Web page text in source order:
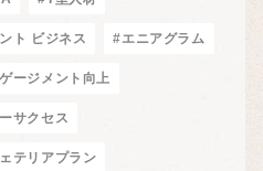
ト ビジネス #エニアグラム
ージメント向上
サクセス
テリアプラン